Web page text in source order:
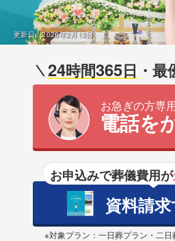
更新日：2026年2月13日
24時間365日 ・
お急ぎの方専
電話を
お申込みで葬儀費用が
資料請
※対象プラン：一日葬プラン・二